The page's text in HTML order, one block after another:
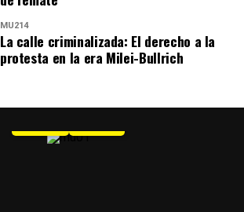
MU214
La calle criminalizada: El derecho a la
protesta en la era Milei-Bullrich